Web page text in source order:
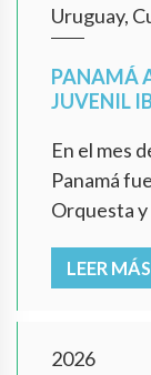
Uruguay,
PANAMÁ
JUVENIL
En el mes
Panamá
Orquesta
LEER MÁS
2026